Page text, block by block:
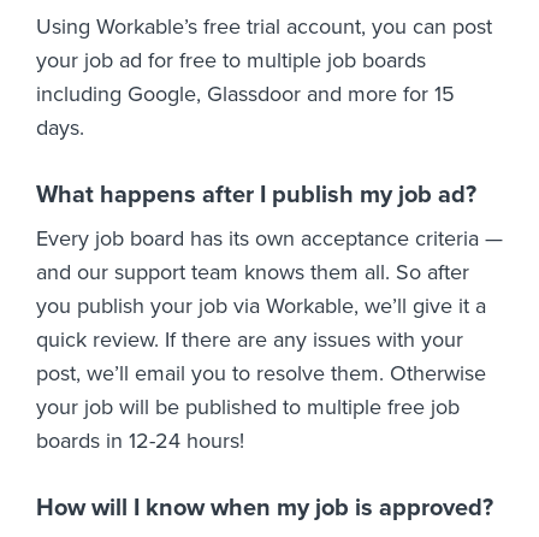
Using Workable’s free trial account, you can post
your job ad for free to multiple job boards
including Google, Glassdoor and more for 15
days.
What happens after I publish my job ad?
Every job board has its own acceptance criteria —
and our support team knows them all. So after
you publish your job via Workable, we’ll give it a
quick review. If there are any issues with your
post, we’ll email you to resolve them. Otherwise
your job will be published to multiple free job
boards in 12-24 hours!
How will I know when my job is approved?